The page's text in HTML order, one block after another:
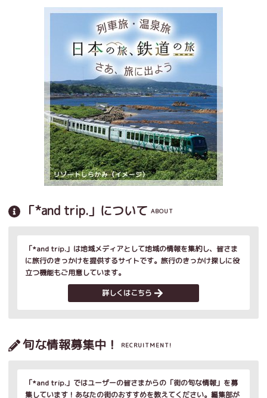
「*and trip.」について ABOUT
「*and trip.」は地域メディアとして地域の情報を集約し、皆さま
に旅行のきっかけを提供するサイトです。旅行のきっかけ探しに役
立つ機能もご用意しています。
詳しくはこちら
旬な情報募集中！ RECRUITMENT!
「*and trip.」ではユーザーの皆さまからの「街の旬な情報」を募
集しています！あなたの街のおすすめを教えてください。編集部が